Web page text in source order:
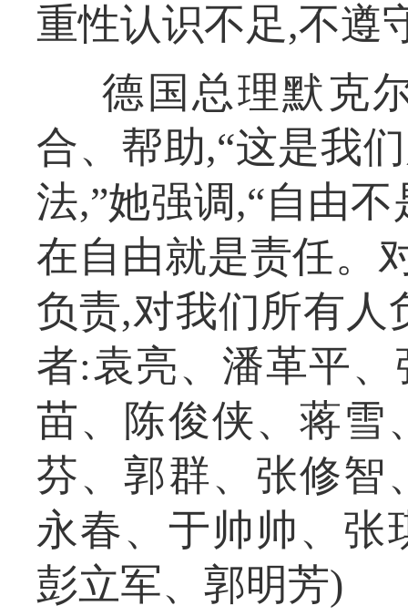
重性认识不足,不遵
德国总理默克
合、帮助,“这是我
法,”她强调,“自由
在自由就是责任。
负责,对我们所有人
者:袁亮、潘革平
苗、陈俊侠、蒋雪
芬、郭群、张修智
永春、于帅帅、张
彭立军、郭明芳)